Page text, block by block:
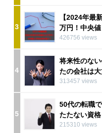
3
【2024年最
万円！中央
426756 views
4
将来性のな
たの会社は大
313457 views
5
50代の転職
たたない資
215310 views